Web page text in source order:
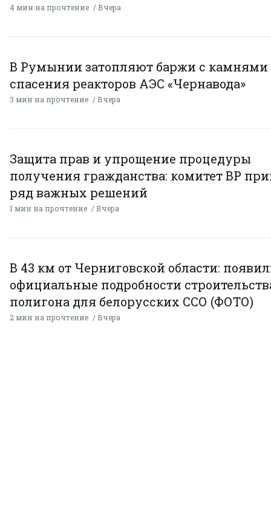
4 мин на прочтение Вчера
В Румынии затопляют баржи с камнями
спасения реакторов АЭС «Чернавода»
3 мин на прочтение Вчера
Защита прав и упрощение процедуры
получения гражданства: комитет ВР
ряд важных решений
1 мин на прочтение Вчера
В 43 км от Черниговской области:
официальные подробности
полигона для белорусских ССО (ФОТО)
2 мин на прочтение Вчера